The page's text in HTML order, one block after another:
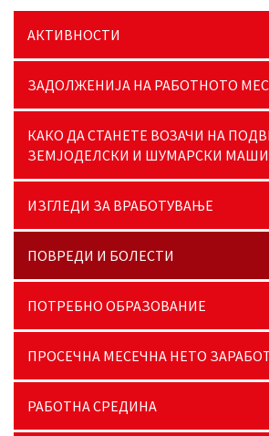
АКТИВНОСТИ
ЗАДОЛЖЕНИЈА НА РАБОТНОТО
КАКО ДА СТАНЕТЕ ВОЗАЧИ НА
ЗЕМЈОДЕЛСКИ И ШУМАРСКИ
ИЗГЛЕДИ ЗА ВРАБОТУВАЊЕ
ПОВРЕДИ И БОЛЕСТИ
ПОТРЕБНО ОБРАЗОВАНИЕ
ПРОСЕЧНА МЕСЕЧНА НЕТО
РАБОТНА СРЕДИНА